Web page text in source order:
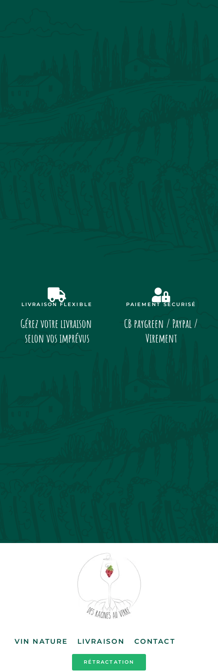
LIVRAISON FLEXIBLE
Gérez votre livraison
selon vos imprévus
PAIEMENT SÉCURISÉ
CB paygreen / Paypal /
Virement
VIN NATURE LIVRAISON CONTACT
RÉTRACTATION